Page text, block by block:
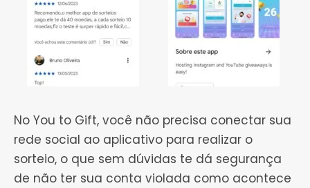
No You to Gift, você não precisa conectar sua
rede social ao aplicativo para realizar o
sorteio, o que sem dúvidas te dá segurança
de não ter sua conta violada como acontece